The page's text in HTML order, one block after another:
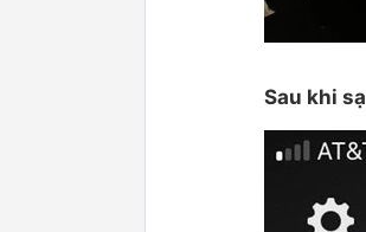
Sau khi